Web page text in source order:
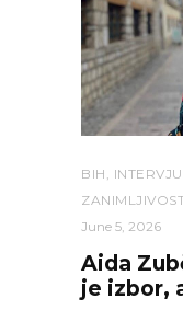
BIH , INTERVJU
June 5, 2026
Aida
je izbor,